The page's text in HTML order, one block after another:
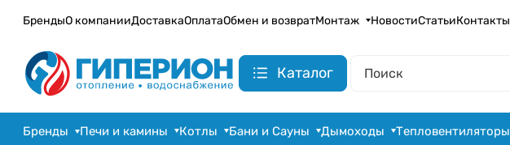
БрендыО компанииДоставкаОплатаОбмен и возвратМонтаж НовостиСтатьиКонтакты
Каталог
Бренды Печи и камины Котлы Бани и Сауны Дымоходы Тепловентиляторы